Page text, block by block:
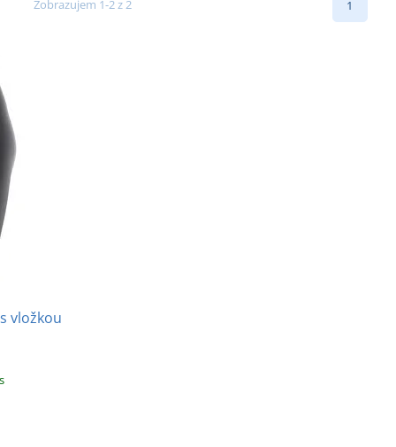
Zobrazujem 1-2 z 2 1
vložkou